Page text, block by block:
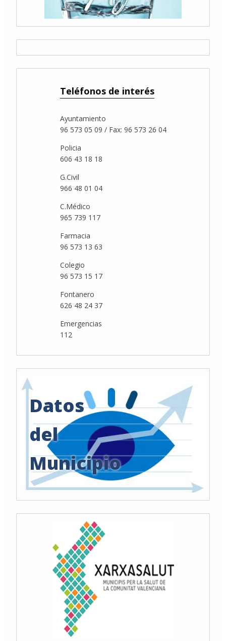
Teléfonos de interés
Ayuntamiento
96 573 05 09 / Fax: 96 573 26 04
Policia
606 43 18 18
G.Civil
966 48 01 04
C.Médico
965 739 117
Farmacia
96 573 13 63
Colegio
96 573 15 17
Fontanero
626 48 24 37
Emergencias
112
Datos
del
Municipio